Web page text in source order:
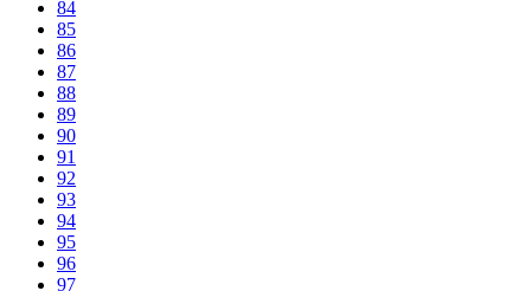
84
85
86
87
88
89
90
91
92
93
94
95
96
97